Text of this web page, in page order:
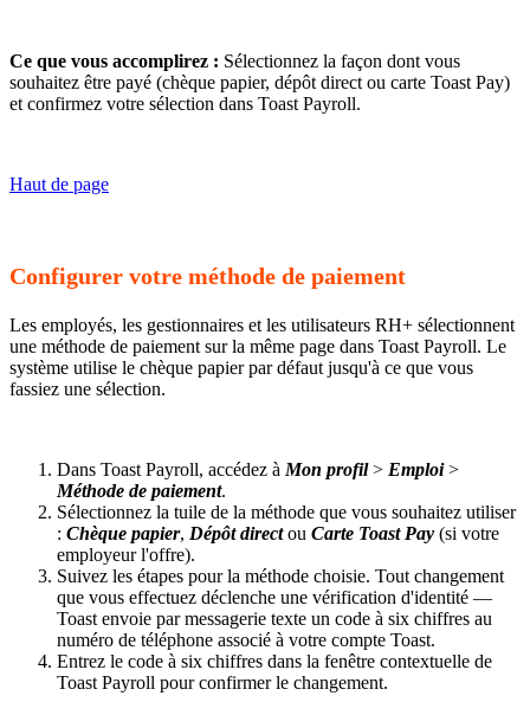
Ce que vous accomplirez : Sélectionnez la façon dont vous
souhaitez être payé (chèque papier, dépôt direct ou carte Toast Pay)
et confirmez votre sélection dans Toast Payroll.
Haut de page
Configurer votre méthode de paiement
Les employés, les gestionnaires et les utilisateurs RH+ sélectionnent
une méthode de paiement sur la même page dans Toast Payroll. Le
système utilise le chèque papier par défaut jusqu'à ce que vous
fassiez une sélection.
Dans Toast Payroll, accédez à Mon profil> Emploi>
Méthode de paiement.
Sélectionnez la tuile de la méthode que vous souhaitez utiliser
: Chèque papier, Dépôt directou Carte Toast Pay (si votre
employeur l'offre).
Suivez les étapes pour la méthode choisie. Tout changement
que vous effectuez déclenche une vérification d'identité —
Toast envoie par messagerie texte un code à six chiffres au
numéro de téléphone associé à votre compte Toast.
Entrez le code à six chiffres dans la fenêtre contextuelle de
Toast Payroll pour confirmer le changement.